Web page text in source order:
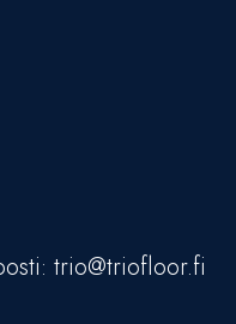
trio@triofloor.fi